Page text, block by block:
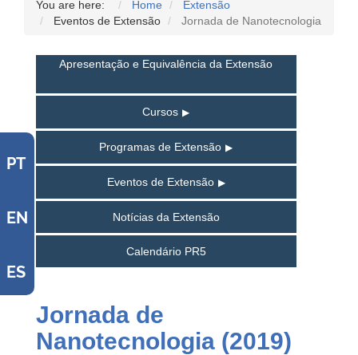
PT
EN
ES
You are here: Home
Extensão
Eventos de Extensão
Jornada de Nanotecnologia
Apresentação e Equivalência da Extensão
Cursos
Programas de Extensão
Eventos de Extensão
Notícias da Extensão
Calendário PR5
Jornada de
Nanotecnologia (2019)